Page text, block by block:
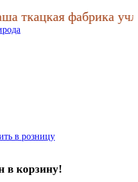
ткацкая фабрика
в розницу
в корзину!